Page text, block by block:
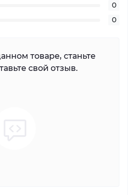
0
0
товаре, станьте
свой отзыв.